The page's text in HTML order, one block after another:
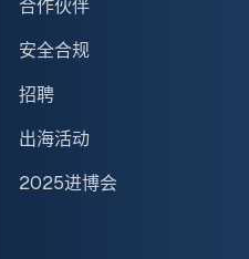
合作伙伴
安全合规
招聘
出海活动
2025进博会